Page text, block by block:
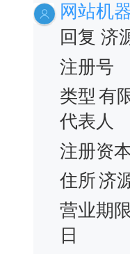
网站机
回复 济
注册号
类型 有
代表人
注册资
住所济
营业期
日